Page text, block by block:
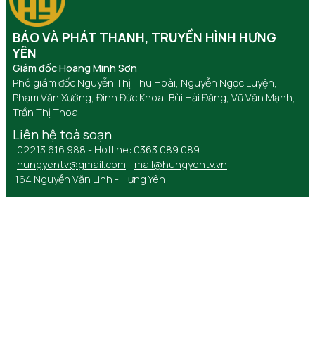
BÁO VÀ PHÁT THANH, TRUYỀN HÌNH HƯNG
YÊN
Giám đốc Hoàng Minh Sơn
Phó giám đốc Nguyễn Thị Thu Hoài, Nguyễn Ngọc Luyện,
Phạm Văn Xướng, Đinh Đức Khoa, Bùi Hải Đăng, Vũ Văn Mạnh,
Trần Thị Thoa
Liên hệ toà soạn
02213 616 988 - Hotline: 0363 089 089
hungyentv@gmail.com - mail@hungyentv.vn
164 Nguyễn Văn Linh - Hưng Yên